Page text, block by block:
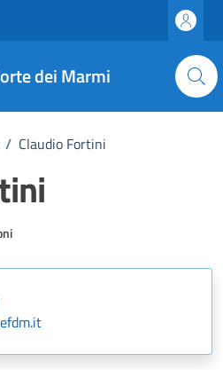
dei Marmi
/ Claudio Fortini